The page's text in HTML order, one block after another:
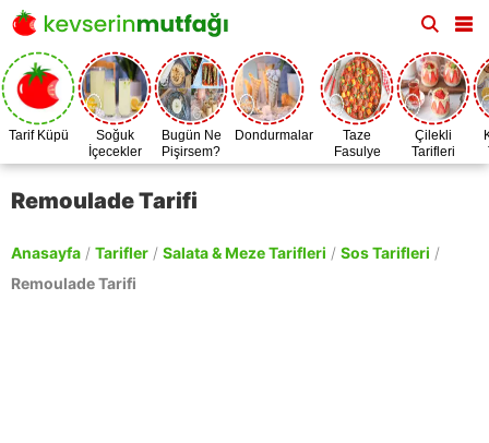
Tarif Küpü
Soğuk
İçecekler
Bugün Ne
Pişirsem?
Dondurmalar
Taze
Fasulye
Zamanı
Çilekli
Tarifleri
Remoulade Tarifi
Anasayfa / Tarifler / Salata & Meze Tarifleri / Sos Tarifleri /
Remoulade Tarifi